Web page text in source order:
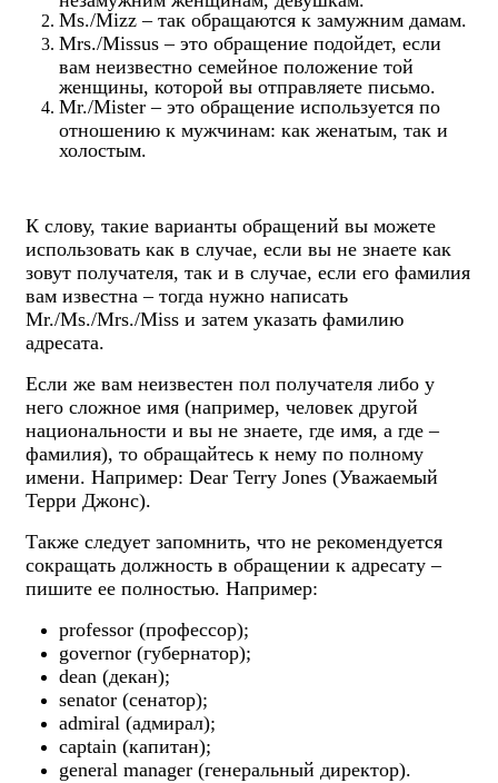
Ms./Mizz – так обращаются к замужним дамам.
Mrs./Missus – это обращение подойдет, если
вам неизвестно семейное положение той
женщины, которой вы отправляете письмо.
Mr./Mister – это обращение используется по
отношению к мужчинам: как женатым, так и
холостым.
К слову, такие варианты обращений вы можете
использовать как в случае, если вы не знаете как
зовут получателя, так и в случае, если его фамилия
вам известна – тогда нужно написать
Mr./Ms./Mrs./Miss и затем указать фамилию
адресата.
Если же вам неизвестен пол получателя либо у
него сложное имя (например, человек другой
национальности и вы не знаете, где имя, а где –
фамилия), то обращайтесь к нему по полному
имени. Например: Dear Terry Jones (Уважаемый
Терри Джонс).
Также следует запомнить, что не рекомендуется
сокращать должность в обращении к адресату –
пишите ее полностью. Например:
professor (профессор);
governor (губернатор);
dean (декан);
senator (сенатор);
admiral (адмирал);
captain (капитан);
general manager (генеральный директор).